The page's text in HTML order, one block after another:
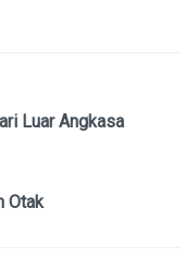
Luar Angkasa
Otak